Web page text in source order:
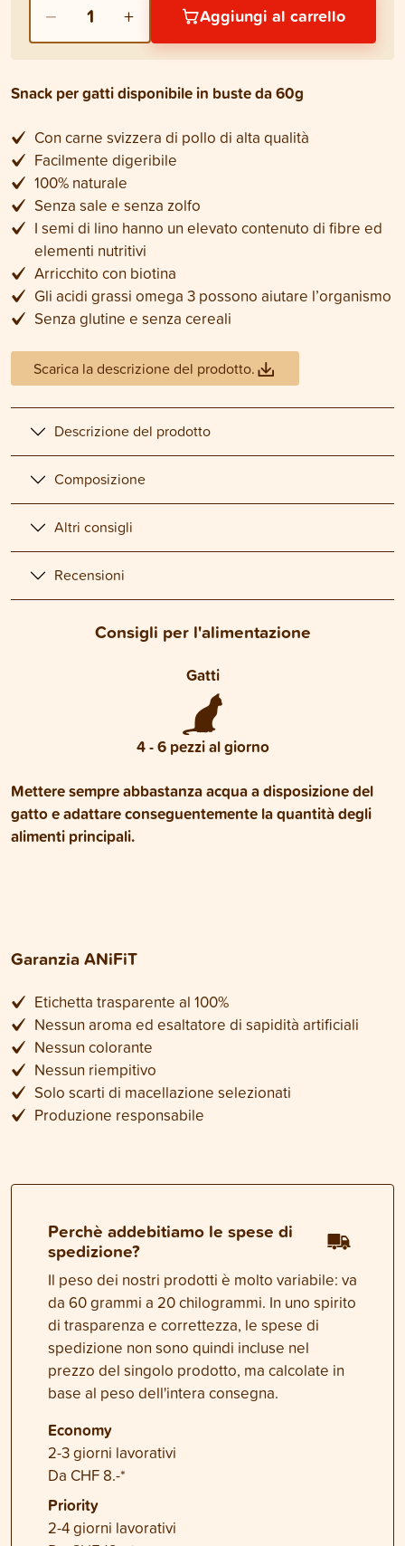
− 1 + Aggiungi al carrello
Snack per gatti disponibile in buste da 60g
Con carne svizzera di pollo di alta qualità
Facilmente digeribile
100% naturale
Senza sale e senza zolfo
I semi di lino hanno un elevato contenuto di fibre ed
elementi nutritivi
Arricchito con biotina
Gli acidi grassi omega 3 possono aiutare l’organismo
Senza glutine e senza cereali
Scarica la descrizione del prodotto.
Descrizione del prodotto
Composizione
Altri consigli
Recensioni
Consigli per l'alimentazione
Gatti
4 - 6 pezzi al giorno
Mettere sempre abbastanza acqua a disposizione del
gatto e adattare conseguentemente la quantità degli
alimenti principali.
Garanzia ANiFiT
Etichetta trasparente al 100%
Nessun aroma ed esaltatore di sapidità artificiali
Nessun colorante
Nessun riempitivo
Solo scarti di macellazione selezionati
Produzione responsabile
Perchè addebitiamo le spese di
spedizione?
Il peso dei nostri prodotti è molto variabile: va
da 60 grammi a 20 chilogrammi. In uno spirito
di trasparenza e correttezza, le spese di
spedizione non sono quindi incluse nel
prezzo del singolo prodotto, ma calcolate in
base al peso dell'intera consegna.
Economy
2-3 giorni lavorativi
Da CHF 8.-*
Priority
2-4 giorni lavorativi